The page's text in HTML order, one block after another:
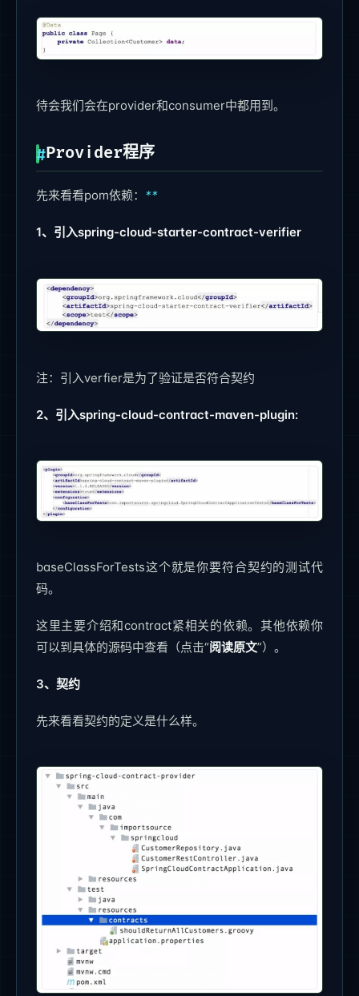
待会我们会在provider和consumer中都用到。
Provider程序
先来看看pom依赖： **
1、引入spring-cloud-starter-contract-verifier
注：引入verfier是为了验证是否符合契约
2、引入spring-cloud-contract-maven-plugin:
baseClassForTests这个就是你要符合契约的测试代
码。
这里主要介绍和contract紧相关的依赖。其他依赖你
可以到具体的源码中查看（点击“阅读原文”）。
3、契约
先来看看契约的定义是什么样。